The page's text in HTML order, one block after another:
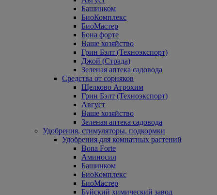
Башинком
БиоКомплекс
БиоМастер
Бона форте
Ваше хозяйство
Грин Бэлт (Техноэкспорт)
Джой (Страда)
Зеленая аптека садовода
Средства от сорняков
Щелково Агрохим
Грин Бэлт (Техноэкспорт)
Август
Ваше хозяйство
Зеленая аптека садовода
Удобрения, стимуляторы, подкормки
Удобрения для комнатных растений
Bona Forte
Аминосил
Башинком
БиоКомплекс
БиоМастер
Буйский химический завод